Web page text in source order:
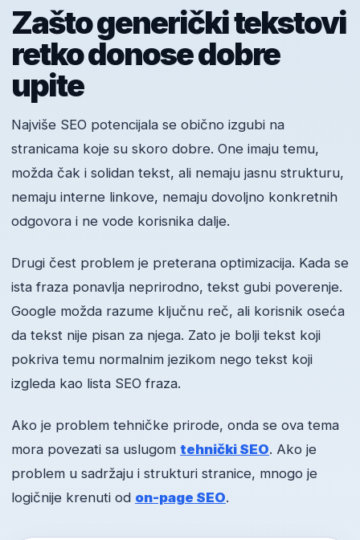
Zašto generički tekstovi
retko donose dobre
upite
Najviše SEO potencijala se obično izgubi na
stranicama koje su skoro dobre. One imaju temu,
možda čak i solidan tekst, ali nemaju jasnu strukturu,
nemaju interne linkove, nemaju dovoljno konkretnih
odgovora i ne vode korisnika dalje.
Drugi čest problem je preterana optimizacija. Kada se
ista fraza ponavlja neprirodno, tekst gubi poverenje.
Google možda razume ključnu reč, ali korisnik oseća
da tekst nije pisan za njega. Zato je bolji tekst koji
pokriva temu normalnim jezikom nego tekst koji
izgleda kao lista SEO fraza.
Ako je problem tehničke prirode, onda se ova tema
mora povezati sa uslugom tehnički SEO. Ako je
problem u sadržaju i strukturi stranice, mnogo je
logičnije krenuti od on-page SEO.